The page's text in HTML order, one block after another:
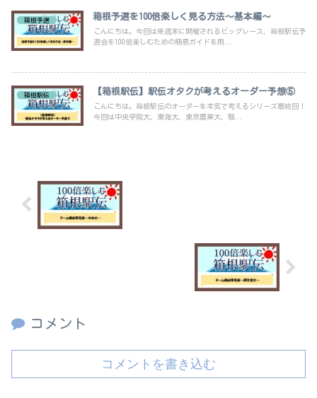
箱根予選 箱根予選を100倍楽しく見る方法～基本編～
こんにちは。今回は来週末に開催されるビッグレース、箱根駅伝予
選会を100倍楽しむための簡易ガイドを用...
箱根駅伝 【箱根駅伝】駅伝オタクが考えるオーダー予想⑤
こんにちは。箱根駅伝のオーダーを本気で考えるシリーズ最終回！
今回は中央学院大、東海大、東京農業大、駿...
コメント
コメントを書き込む